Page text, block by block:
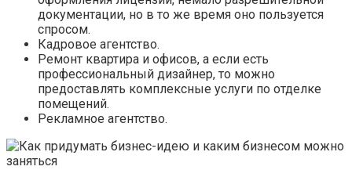
документации, но в то же время оно пользуется
спросом.
Кадровое агентство.
Ремонт квартира и офисов, а если есть
профессиональный дизайнер, то можно
предоставлять комплексные услуги по отделке
помещений.
Рекламное агентство.